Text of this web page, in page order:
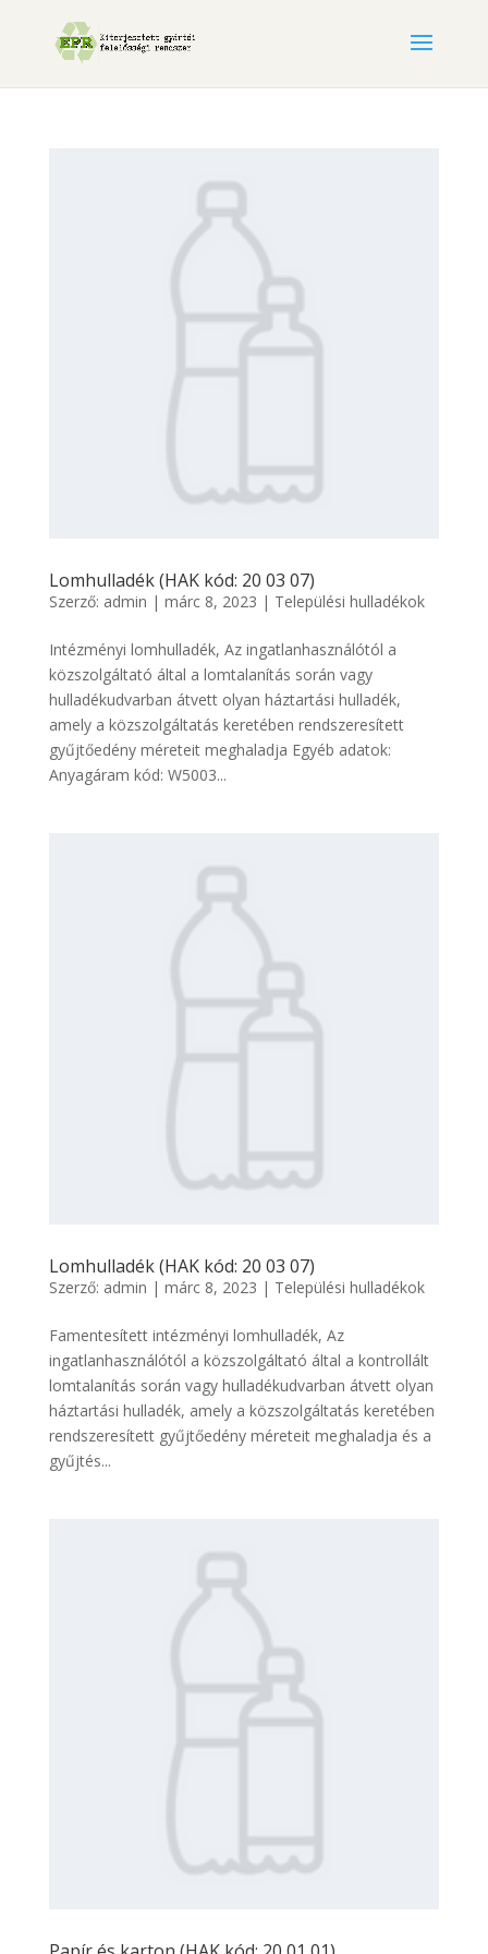
Lomhulladék (HAK kód: 20 03 07)
Szerző: admin | márc 8, 2023 | Települési hulladékok
Intézményi lomhulladék, Az ingatlanhasználótól a
közszolgáltató által a lomtalanítás során vagy
hulladékudvarban átvett olyan háztartási hulladék,
amely a közszolgáltatás keretében rendszeresített
gyűjtőedény méreteit meghaladja Egyéb adatok:
Anyagáram kód: W5003...
Lomhulladék (HAK kód: 20 03 07)
Szerző: admin | márc 8, 2023 | Települési hulladékok
Famentesített intézményi lomhulladék, Az
ingatlanhasználótól a közszolgáltató által a kontrollált
lomtalanítás során vagy hulladékudvarban átvett olyan
háztartási hulladék, amely a közszolgáltatás keretében
rendszeresített gyűjtőedény méreteit meghaladja és a
gyűjtés...